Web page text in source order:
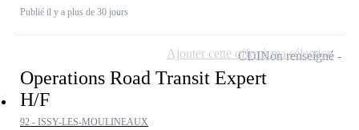
Publié il y a plus de 30 jours
Operations Road Transit Expert
H/F
92 - ISSY-LES-MOULINEAUX
CDINon renseigné
Ajouter cette offre à ma sélection